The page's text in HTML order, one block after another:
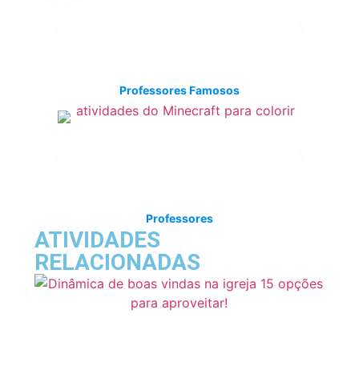
Professores Famosos
Professores
ATIVIDADES
RELACIONADAS